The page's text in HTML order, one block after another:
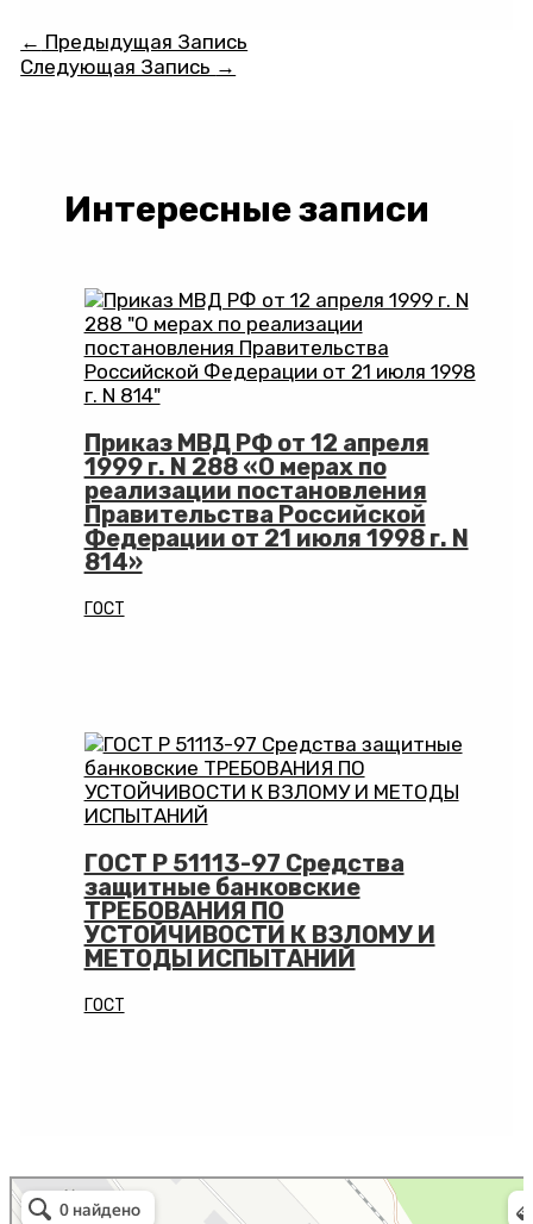
Навигация
по
← Предыдущая Запись
Следующая Запись →
Интересные записи
Приказ МВД РФ от 12 апреля
1999 г. N 288 «О мерах по
реализации постановления
Правительства Российской
Федерации от 21 июля 1998 г. N
814»
ГОСТ
ГОСТ Р 51113-97 Средства
защитные банковские
ТРЕБОВАНИЯ ПО
УСТОЙЧИВОСТИ К ВЗЛОМУ И
МЕТОДЫ ИСПЫТАНИЙ
ГОСТ
Металлоконструкции в Коврове
Металлоизделия в Коврове